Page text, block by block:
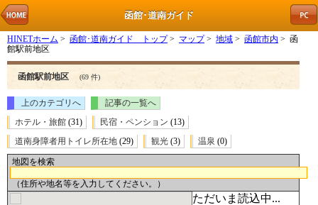
函館･道南ガイド
HINETホーム > 函館･道南ガイド トップ> マップ> 地域 > 函館市内 > 函
館駅前地区
函館駅前地区 (69 件)
上のカテゴリへ
記事の一覧へ
ホテル・旅館 (31) 民宿・ペンション (13)
道南身障者用トイレ所在地 (29) 観光 (3) 温泉 (0)
地図を検索
（住所や地名等を入力してください。）
ただいま読込中...